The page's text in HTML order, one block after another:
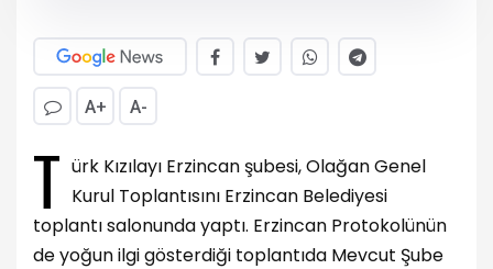
A+ A-
T ürk Kızılayı Erzincan şubesi, Olağan Genel
Kurul Toplantısını Erzincan Belediyesi
toplantı salonunda yaptı. Erzincan Protokolünün
de yoğun ilgi gösterdiği toplantıda Mevcut Şube